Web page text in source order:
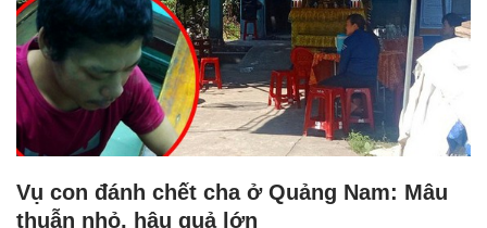
Vụ con đánh chết cha ở Quảng Nam: Mâu
thuẫn nhỏ, hậu quả lớn